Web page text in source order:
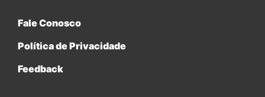
Fale Conosco
Política de Privacidade
Feedback